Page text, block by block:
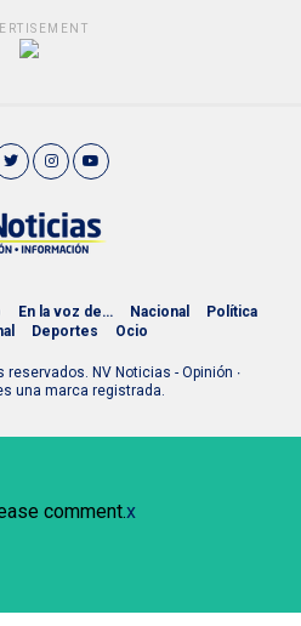
En la voz de… Nacional
Política
Deportes Ocio
NV Noticias - Opinión ∙
una marca registrada.
comment.x